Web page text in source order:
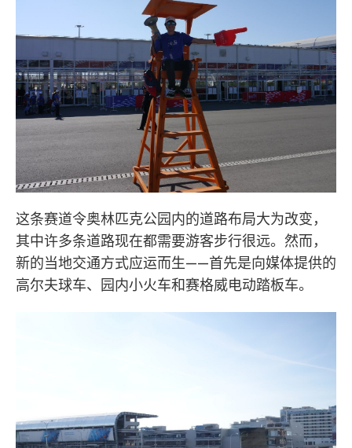
这条赛道令奥林匹克公园内的道路布局大为改变，
其中许多条道路现在都需要游客步行很远。然而，
新的当地交通方式应运而生——首先是向媒体提供的
高尔夫球车、园内小火车和赛格威电动踏板车。